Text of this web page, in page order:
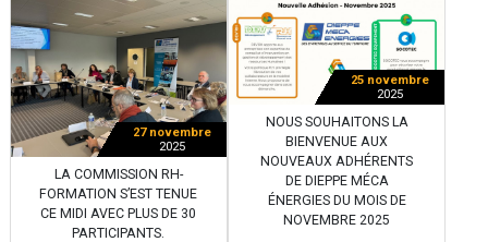
27 novembre
2025
LA COMMISSION RH-
FORMATION S’EST TENUE
CE MIDI AVEC PLUS DE 30
PARTICIPANTS.
25 novembre
2025
NOUS SOUHAITONS LA
BIENVENUE AUX
NOUVEAUX ADHÉRENTS
DE DIEPPE MÉCA
ÉNERGIES DU MOIS DE
NOVEMBRE 2025